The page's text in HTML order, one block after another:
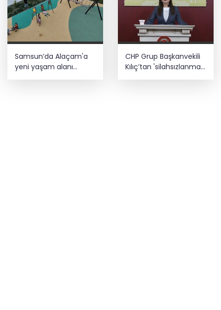
Samsun’da Alaçam'a
yeni yaşam alanı
CHP Grup Başkanvekili
Kılıç’tan 'silahsızlanma'